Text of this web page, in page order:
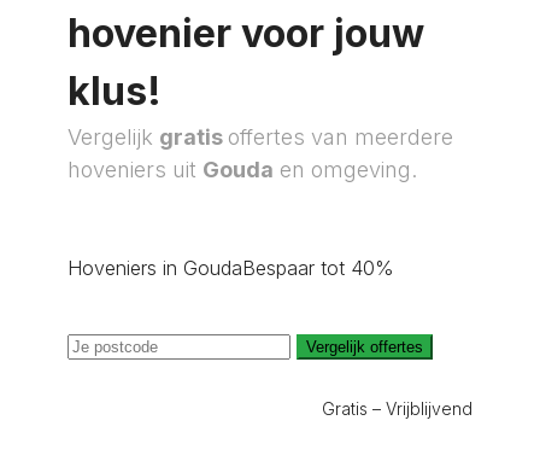
hovenier voor jouw
klus!
Vergelijk gratis offertes van meerdere
hoveniers uit Gouda en omgeving.
Hoveniers in GoudaBespaar tot 40%
Vergelijk offertes
Gratis – Vrijblijvend